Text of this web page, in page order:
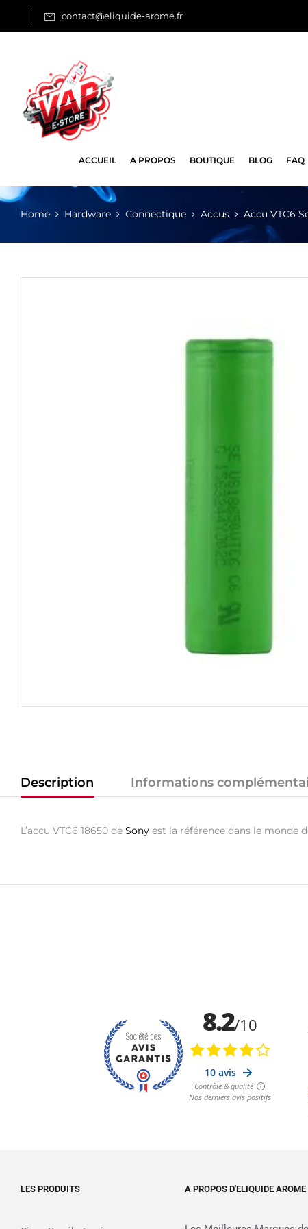
contact@eliquide-arome.fr
ACCUEIL A PROPOS BOUTIQUE BLOG FAQ
Home Hardware Connectique Accus Accu VTC6
Description Informations
L’accu VTC6 18650 de Sony est la référence dans le monde
LES PRODUITS A PROPOS D'ELIQUIDE AROME